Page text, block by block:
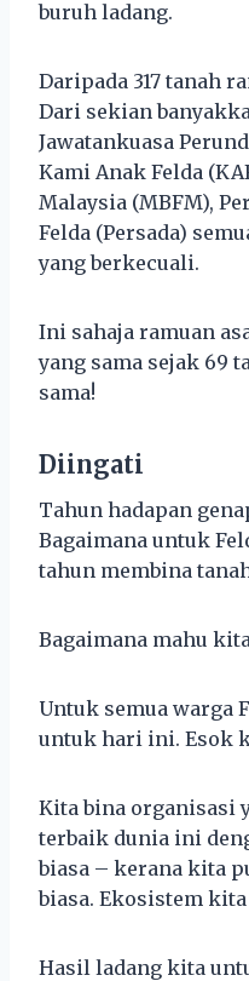
buruh ladang.
Daripada 317 tanah
Dari sekian
Jawatankuasa
Kami Anak Felda
Malaysia (MBFM),
Felda (Persada)
yang berkecuali.
Ini sahaja ramuan
yang sama sejak 69
sama!
Diingati
Tahun hadapan
Bagaimana untuk
tahun membina
Bagaimana mahu
Untuk semua warga
untuk hari ini. Esok
Kita bina organisasi
terbaik dunia ini
biasa – kerana kita
biasa. Ekosistem
Hasil ladang kita